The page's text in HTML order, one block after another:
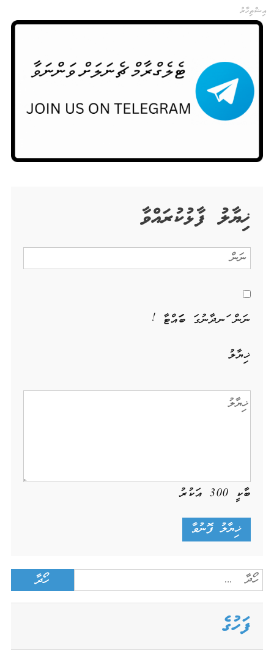
އިޝްތިހާރު
ޚިޔާލު ފާޅުކުރައްވާ
ނަން ހަނދާނުގަ ބަހައްޓާ !
ޚިޔާލު
ބާކީ 300އަކުރު
Search
for:
ފަހުގެ